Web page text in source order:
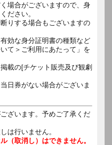
場合がございますので、身
ださい。
りする場合もございますの
効な身分証明書の種類など
て＞ご利用にあたって」を
載の[チケット販売及び観劇
日券がない場合がございま
ざいます。予めご了承くだ
は行いません。
（取消し）はできません。